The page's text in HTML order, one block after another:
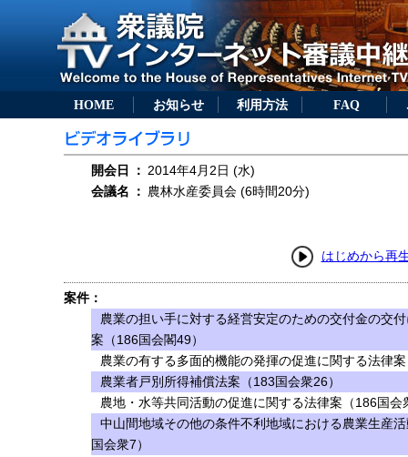
HOME お知らせ 利用方法 FAQ
開会日 ： 2014年4月2日 (水)
会議名
： 農林水産委員会 (6時間20分)
はじめから再
案件：
農業の担い手に対する経営安定のための交付金の交
案（186国会閣49）
農業の有する多面的機能の発揮の促進に関する法律
農業者戸別所得補償法案（183国会衆26）
農地・水等共同活動の促進に関する法律案（186国会
中山間地域その他の条件不利地域における農業生産
国会衆7）